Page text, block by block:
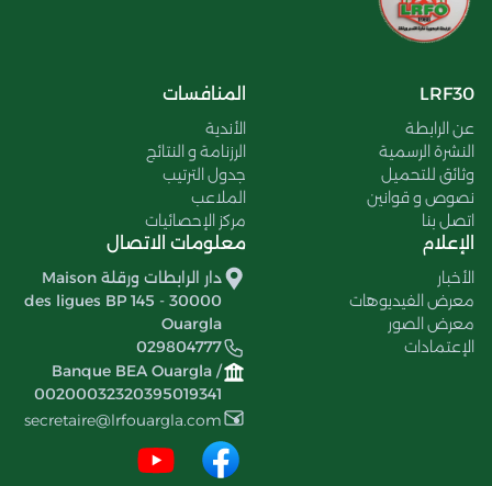
LRF30
عن الرابطة
النشرة الرسمية
وثائق للتحميل
نصوص و قوانين
اتصل بنا
المنافسات
الأندية
الرزنامة و النتائج
جدول الترتيب
الملاعب
مركز الإحصائيات
الإعلام
الأخبار
معرض الفيديوهات
معرض الصور
الإعتمادات
معلومات الاتصال
دار الرابطات ورقلة Maison
des ligues BP 145 - 30000
Ouargla
029804777
Banque BEA Ouargla /
00200032320395019341
secretaire@lrfouargla.com